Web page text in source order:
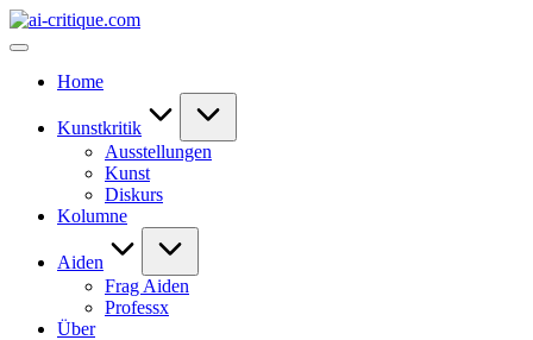
Skip
to
ai-
Home
Kunstkritik
Ausstellungen
Kunst
Diskurs
Kolumne
Aiden
Frag Aiden
Professx
Über